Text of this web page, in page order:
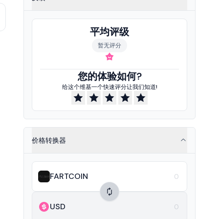
平均评级
暂无评分
您的体验如何?
给这个维基一个快速评分让我们知道!
价格转换器
FARTCOIN
USD